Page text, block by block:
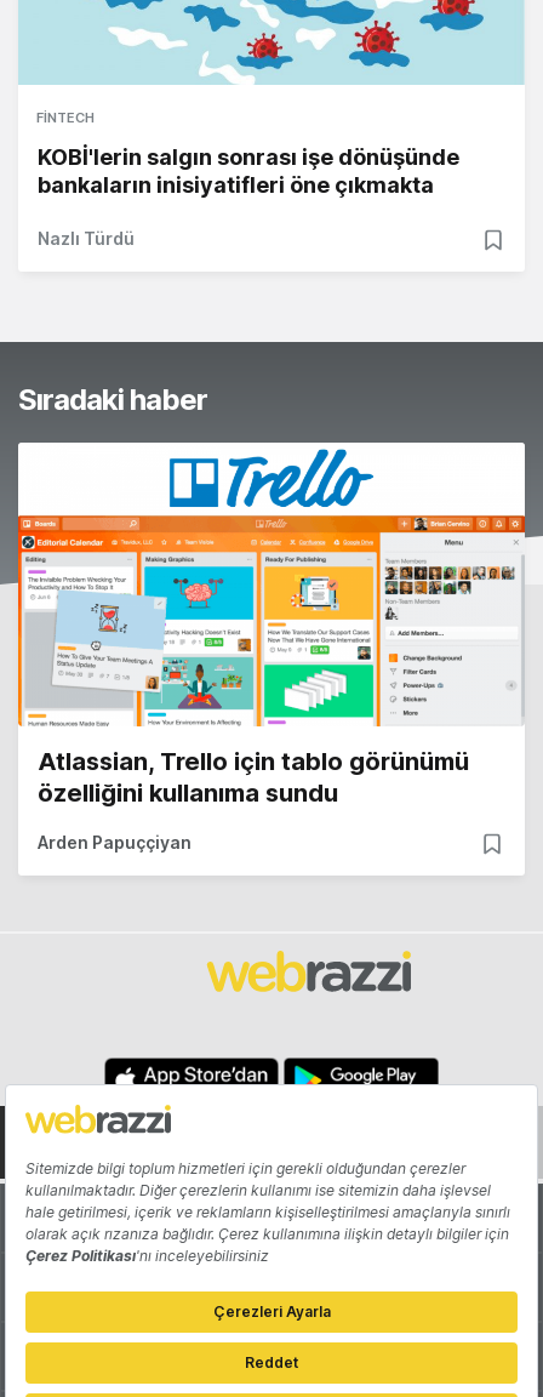
FINTECH
KOBİ'lerin salgın sonrası işe dönüşünde
bankaların inisiyatifleri öne çıkmakta
Nazlı Türdü
Sıradaki haber
Atlassian, Trello için tablo görünümü
özelliğini kullanıma sundu
Arden Papuççiyan
Hakkında Yazarlar
Katkıda Bulun Reklam